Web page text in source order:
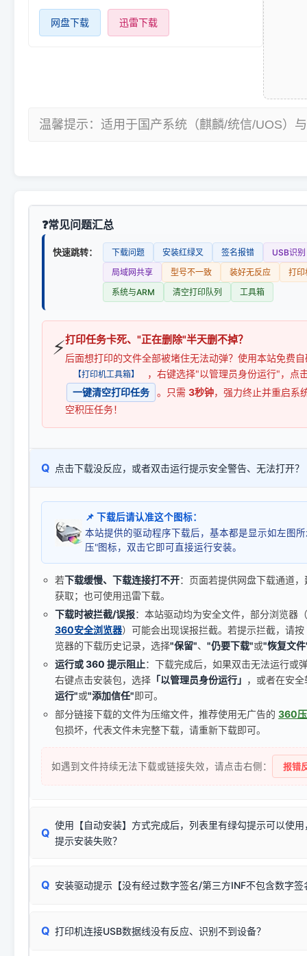
网盘下载 迅雷下载
温馨提示：适用于国产系统（麒麟/统信/UOS）
常见问题汇总
快速跳转： 下载问题 安装红绿叉 签名报错
USB识别
局域网共享
型号不一致 装好无反应
打印
系统与ARM
清空打印队列 工具箱
⚡打印任务卡死、"正在删除"半天删不掉？
后面想打印的文件全部被堵住无法动弹？使用本站免费
【打印机工具箱】
，右键选择"以管理员身份运行"，点
一键清空打印任务
。只需 3秒钟，强力终止并重启系
空积压任务！
Q 点击下载没反应，或者双击运行提示安全警告、无法打开？
📌 下载后请认准这个图标：
本站提供的驱动程序下载后，基本都是显示如左图
压"图标，双击它即可直接运行安装。
若下载缓慢、下载连接打不开：页面若提供网盘下载通道
获取；也可使用迅雷下载。
下载时被拦截/误报：本站驱动均为安全文件，部分浏览器
360安全浏览器）可能会出现误报拦截。若提示拦截，请按
览器的下载历史记录，选择"保留"、 "仍要下载"或"恢复文
运行或 360 提示阻止：下载完成后，如果双击无法运行或
右键点击安装包，选择 「以管理员身份运行」 ，或者在安
运行"或"添加信任"即可。
部分链接下载的文件为压缩文件，推荐使用无广告的 360
包损坏，代表文件未完整下载，请重新下载即可。
如遇到文件持续无法下载或链接失效，请点击右侧： 报错
Q
使用【自动安装】方式完成后，列表里有绿勾提示可以使
提示安装失败？
由于本站驱动包集成了32位和64位驱动，自动安装程序在运
✔ 可以使用了
：代表与您当
Q 安装驱动提示【没有经过数字签名/第三方INF不包含数字
往往会弹出此类提示。
Q 打印机连接USB数据线没有反应、识别不到设备？